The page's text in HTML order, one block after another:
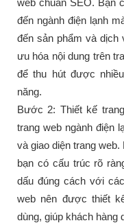
web chuẩn SEO. Bạn
đến ngành điện lạnh
đến sản phẩm và dịch
ưu hóa nội dung trên
để thu hút được
năng.
Bước 2: Thiết kế
trang web ngành điện
và giao diện trang
bạn có cấu trúc rõ
dấu đúng cách với
web nên được thiết
dùng, giúp khách hàng